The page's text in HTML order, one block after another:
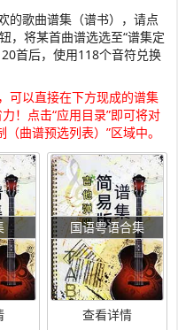
的歌曲谱集（谱书），请点
，将某首曲谱选选至“谱集定
首后，使用118个音符兑换
可以直接在下方现成的谱集
！点击“应用目录”即可将对
曲谱预选列表）”区域中。
国语粤语合集
查看详情